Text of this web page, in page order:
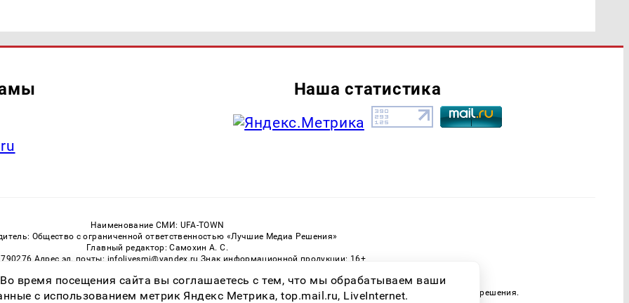
Наша статистика
Наименование СМИ: UFA-TOWN
Общество с ограниченной ответственностью «Лучшие Медиа Решения»
Главный редактор: Самохин А. С.
Адрес эл. почты: infolivesmi@yandex.ru Знак информационной продукции: 16+
Регистрационный номер СМИ ЭЛ № ФС 77 — 81149 от 02.06.2021
на Ufa-Town.Ru обязательна. Цитирование в Интернете возможно только при наличии письменного разрешения.
время посещения сайта вы соглашаетесь с тем, что мы обрабатываем ваши
с использованием метрик Яндекс Метрика, top.mail.ru, LiveInternet.